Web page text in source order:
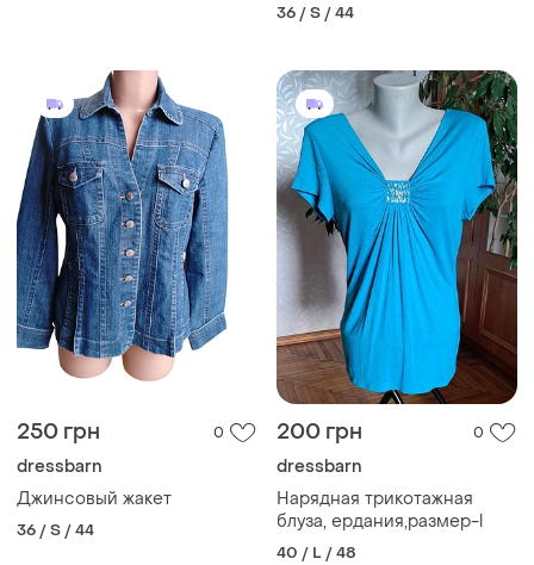
36 / S / 44
250 грн 0
dressbarn
Джинсовый жакет
36 / S / 44
200 грн 0
dressbarn
Нарядная трикотажная
блуза, ердания,размер-l
40 / L / 48